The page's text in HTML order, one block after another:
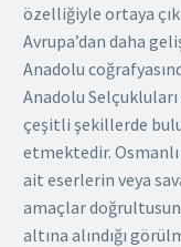
özelliğiyle ortaya
Avrupa’dan daha
Anadolu
Anadolu
çeşitli şekillerde
etmektedir.
ait eserlerin veya
amaçlar
altına alındığı